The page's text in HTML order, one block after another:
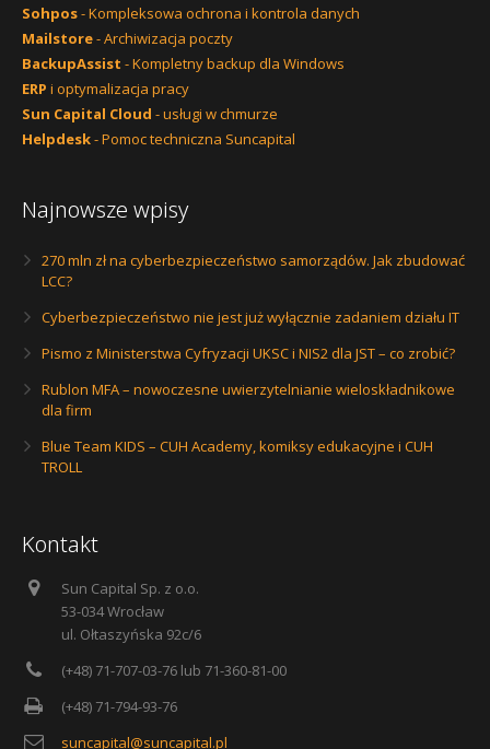
Sohpos- Kompleksowa ochrona i kontrola danych
Mailstore- Archiwizacja poczty
BackupAssist - Kompletny backup dla Windows
ERP i optymalizacja pracy
Sun Capital Cloud - usługi w chmurze
Helpdesk- Pomoc techniczna Suncapital
Najnowsze wpisy
270 mln zł na cyberbezpieczeństwo samorządów. Jak zbudować
LCC?
Cyberbezpieczeństwo nie jest już wyłącznie zadaniem działu IT
Pismo z Ministerstwa Cyfryzacji UKSC i NIS2 dla JST – co zrobić?
Rublon MFA – nowoczesne uwierzytelnianie wieloskładnikowe
dla firm
Blue Team KIDS – CUH Academy, komiksy edukacyjne i CUH
TROLL
Kontakt
Sun Capital Sp. z o.o.
53-034 Wrocław
ul. Ołtaszyńska 92c/6
(+48) 71-707-03-76 lub 71-360-81-00
(+48) 71-794-93-76
suncapital@suncapital.pl